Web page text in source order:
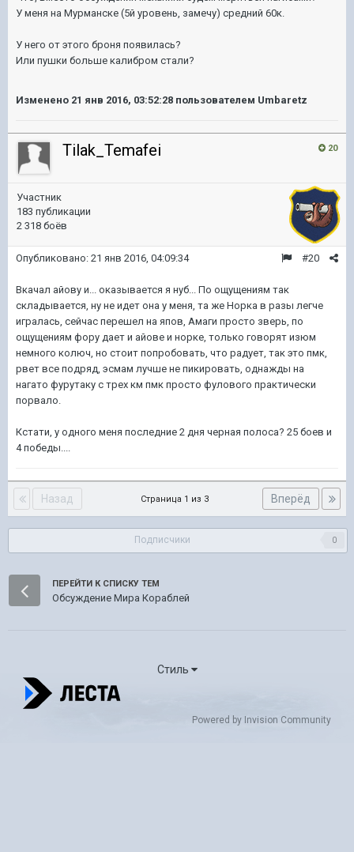
У меня на Мурманске (5й уровень, замечу) средний 60к.
У него от этого броня появилась?
Или пушки больше калибром стали?
Изменено 21 янв 2016, 03:52:28 пользователем Umbaretz
20
Tilak_Temafei
Участник
183 публикации
2 318 боёв
#20
Опубликовано: 21 янв 2016, 04:09:34
Вкачал айову и... оказывается я нуб... По ощущениям так
складывается, ну не идет она у меня, та же Норка в разы легче
игралась, сейчас перешел на япов, Амаги просто зверь, по
ощущениям фору дает и айове и норке, только говорят изюм
немного колюч, но стоит попробовать, что радует, так это пмк,
рвет все подряд, эсмам лучше не пикировать, однажды на
нагато фурутаку с трех км пмк просто фулового практически
порвало.
Кстати, у одного меня последние 2 дня черная полоса? 25 боев и
4 победы....
Назад Вперёд
Страница 1 из 3
Подписчики 0
ПЕРЕЙТИ К СПИСКУ ТЕМ
Обсуждение Мира Кораблей
Стиль
Powered by Invision Community